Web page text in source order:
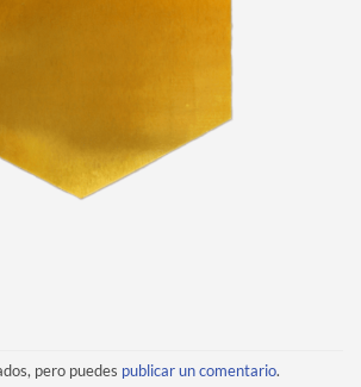
pero puedes publicar un comentario.